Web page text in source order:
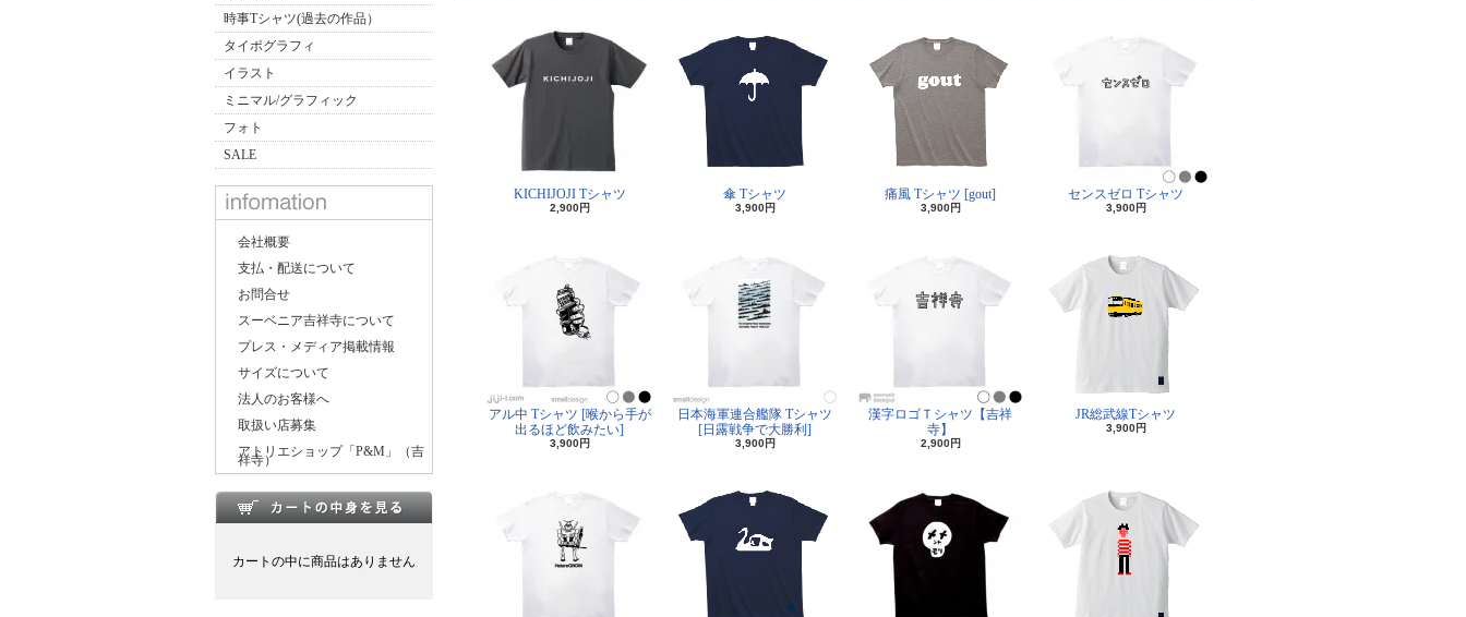
時事Tシャツ(過去の作品）
タイポグラフィ
イラスト
ミニマル/グラフィック
フォト
SALE
会社概要
支払・配送について
お問合せ
スーベニア吉祥寺について
プレス・メディア掲載情報
サイズについて
法人のお客様へ
取扱い店募集
アトリエショップ「P&M」（吉
祥寺）
カートの中に商品はありません
KICHIJOJI Tシャツ
2,900円
傘 Tシャツ
3,900円
痛風 Tシャツ [gout]
3,900円
センスゼロ Tシャツ
3,900円
アル中 Tシャツ [喉から手が
出るほど飲みたい]
3,900円
日本海軍連合艦隊 Tシャツ
[日露戦争で大勝利]
3,900円
漢字ロゴＴシャツ【吉祥
寺】
2,900円
JR総武線Tシャツ
3,900円